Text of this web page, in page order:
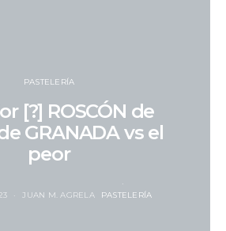
PASTELERÍA
[?] ROSCÓN de
GRANADA vs el
peor
JUAN M. AGRELA PASTELERÍA